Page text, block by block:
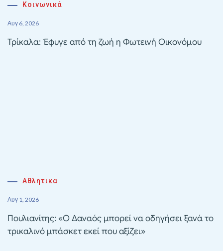
Κοινωνικά
Αυγ 6, 2026
Τρίκαλα: Έφυγε από τη ζωή η Φωτεινή Οικονόμου
Αθλητικα
Αυγ 1, 2026
Πουλιανίτης: «Ο Δαναός μπορεί να οδηγήσει ξανά το
τρικαλινό μπάσκετ εκεί που αξίζει»